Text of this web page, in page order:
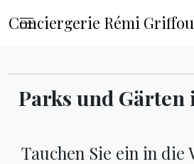
Conciergerie Rémi
Parks und
Tauchen Sie ein in die